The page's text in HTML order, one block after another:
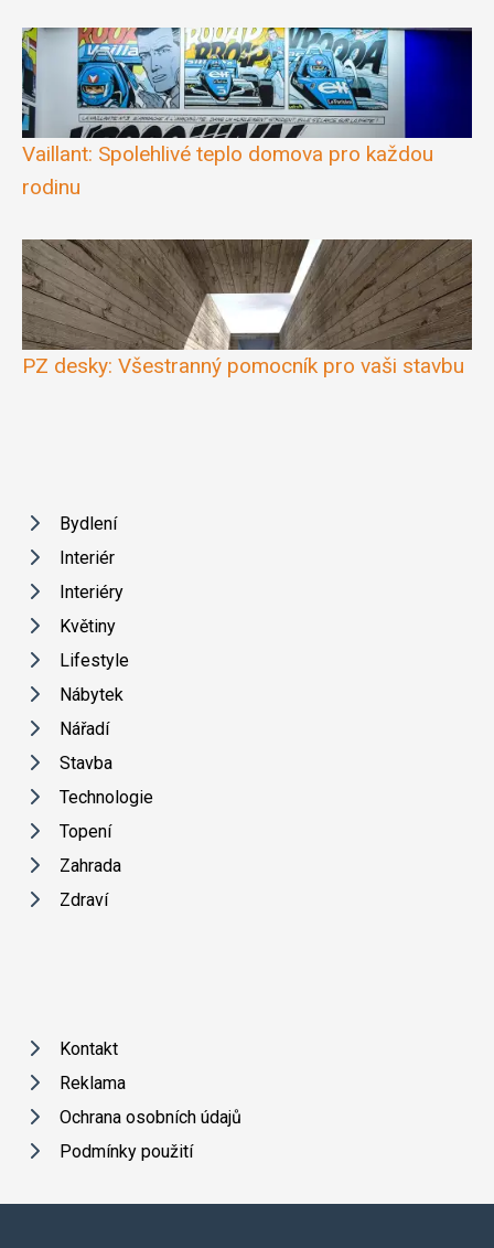
Vaillant: Spolehlivé teplo domova pro každou
rodinu
PZ desky: Všestranný pomocník pro vaši stavbu
Bydlení
Interiér
Interiéry
Květiny
Lifestyle
Nábytek
Nářadí
Stavba
Technologie
Topení
Zahrada
Zdraví
Kontakt
Reklama
Ochrana osobních údajů
Podmínky použití